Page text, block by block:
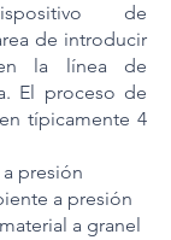
de
de introducir
la línea de
El proceso de
típicamente 4
presión
a presión
a granel